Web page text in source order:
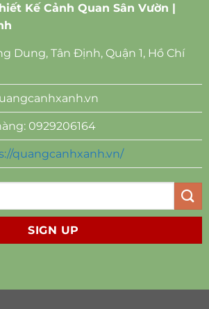
Kế Cảnh Quan Sân Vườn |
Dung, Tân Định, Quận 1, Hồ Chí
0929206164
quangcanhxanh.vn/
SIGN UP